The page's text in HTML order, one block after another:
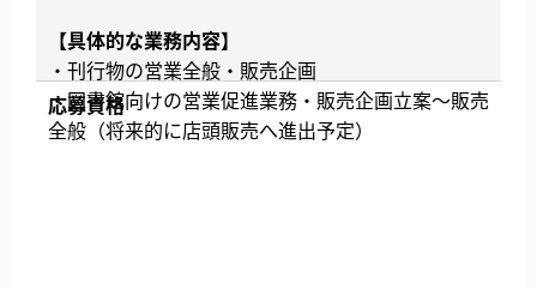
【具体的な業務内容】
・刊行物の営業全般・販売企画
・図書館向けの営業促進業務・販売企画立案～販売
全般（将来的に店頭販売へ進出予定）
応募資格